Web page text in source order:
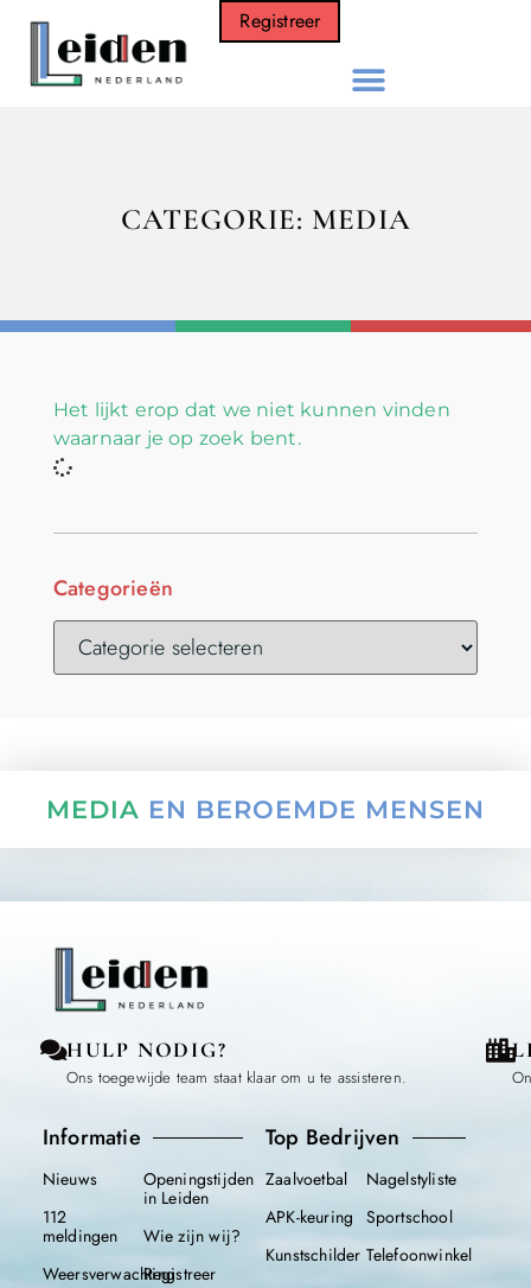
Registreer
CATEGORIE: MEDIA
Categorieën
Het lijkt erop dat we niet kunnen vinden
waarnaar je op zoek bent.
MEDIA EN BEROEMDE MENSEN
HULP NODIG?
Ons toegewijde team staat klaar om u te assisteren.
Informatie
Nieuws
112
meldingen
Weersverwachting
Openingstijden
in Leiden
Wie zijn wij?
Registreer
Top Bedrijven
Zaalvoetbal
APK-keuring
Kunstschilder
Nagelstyliste
Sportschool
Telefoonwinkel